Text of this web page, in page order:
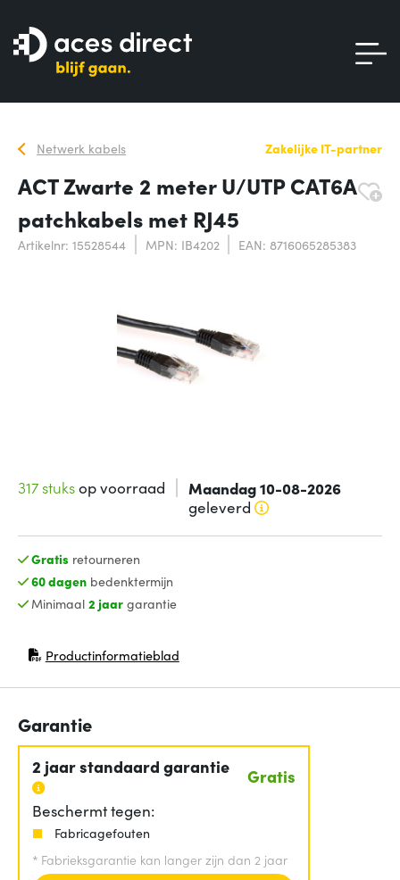
Netwerk kabels Zakelijke IT-partner
ACT Zwarte 2 meter U/UTP CAT6A
patchkabels met RJ45
Artikelnr: 15528544 MPN: IB4202 EAN: 8716065285383
317 stuksop voorraad Maandag 10-08-2026
geleverd
Gratis retourneren
60 dagenbedenktermijn
Minimaal 2 jaargarantie
Productinformatieblad
(opent in nieuw venster)
Garantie
2 jaar standaard garantie Gratis
Beschermt tegen:
Fabricagefouten
* Fabrieksgarantie kan langer zijn dan 2 jaar